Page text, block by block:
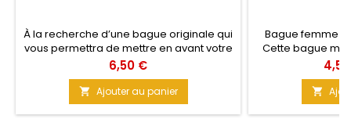
À la recherche d’une bague originale qui
vous permettra de mettre en avant votre
personnalité, d'être encore plus
exceptionnelle ? Découvrez notre bague
« Ma première marguerite » et voyez les
résultats par vous-même.
Prix
6,50 €
 Ajouter au panier
Bague femme
Cette bague
valeur. A porter
Argent
Prix
